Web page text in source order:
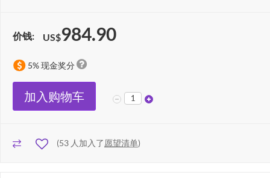
价钱: US$984.90
5% 现金奖分
加入购物车
(53 人加入了愿望清单)